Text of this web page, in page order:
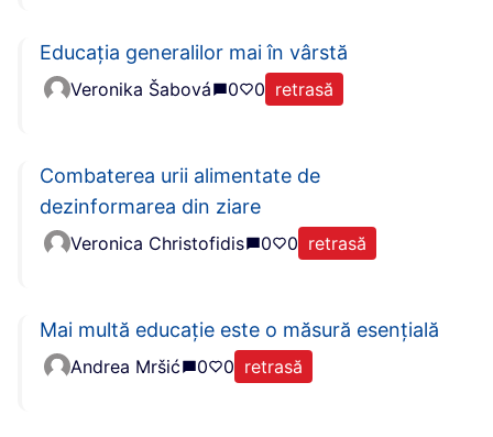
Educația generalilor mai în vârstă
Veronika Šabová 0 0 retrasă
Combaterea urii alimentate de
dezinformarea din ziare
Veronica Christofidis 0 0 retrasă
Mai multă educație este o măsură esențială
Andrea Mršić 0 0 retrasă